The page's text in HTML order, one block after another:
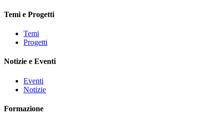
Temi e Progetti
Temi
Progetti
Notizie e Eventi
Eventi
Notizie
Formazione